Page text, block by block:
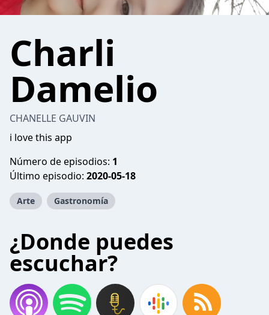
Charli
Damelio
CHANELLE GAUVIN
i love this app
Número de episodios: 1
Último episodio: 2020-05-18
Arte Gastronomía
¿Donde puedes
escuchar?